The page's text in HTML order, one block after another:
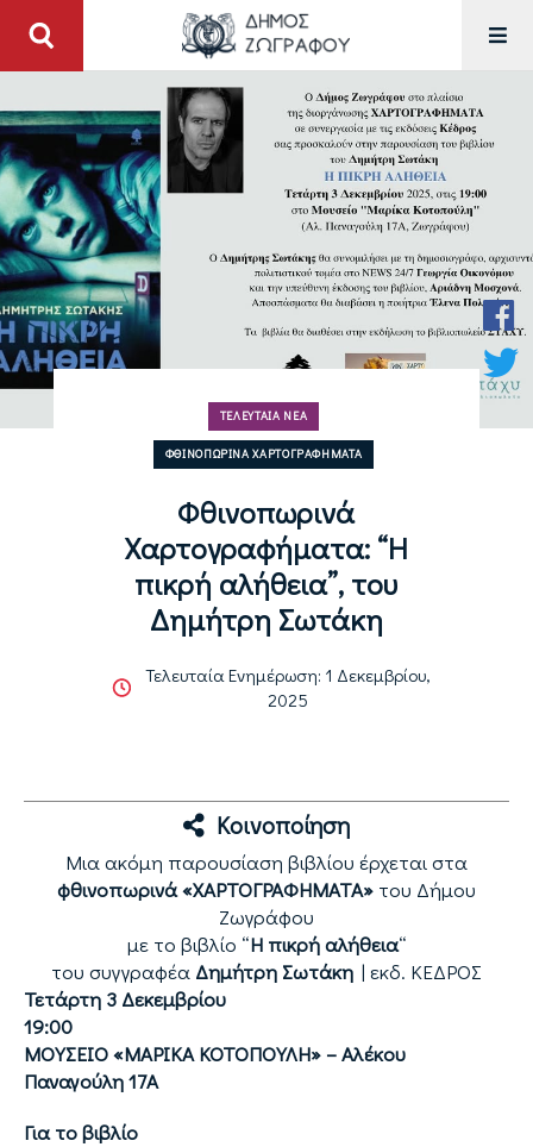
ΤΕΛΕΥΤΑΊΑ ΝΈΑ
ΦΘΙΝΟΠΩΡΙΝΆ ΧΑΡΤΟΓΡΑΦΉΜΑΤΑ
Φθινοπωρινά
Χαρτογραφήματα: “Η
πικρή αλήθεια”, του
Δημήτρη Σωτάκη
Τελευταία Ενημέρωση: 1 Δεκεμβρίου,
2025
Κοινοποίηση
Μια ακόμη παρουσίαση βιβλίου έρχεται στα
φθινοπωρινά «ΧΑΡΤΟΓΡΑΦΗΜΑΤΑ» του Δήμου
Ζωγράφου
με το βιβλίο “Η πικρή αλήθεια“
του συγγραφέα Δημήτρη Σωτάκη | εκδ. ΚΕΔΡΟΣ
Τετάρτη 3 Δεκεμβρίου
19:00
ΜΟΥΣΕΙΟ «ΜΑΡΙΚΑ ΚΟΤΟΠΟΥΛΗ» – Αλέκου
Παναγούλη 17Α
Για το βιβλίο